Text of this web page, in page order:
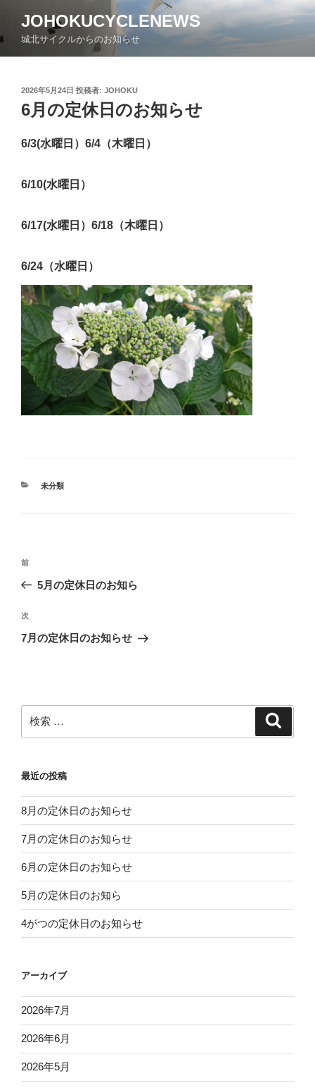
テ
ン
JOHOKUCYCLENEWS
城北サイクルからのお知らせ
投
稿
日:
2026年5月24日 投稿者: JOHOKU
6月の定休日のお知らせ
6/3(水曜日）6/4（木曜日）
6/10(水曜日）
6/17(水曜日）6/18（木曜日）
6/24（水曜日）
カ
未分類
投
ビ
ゲ
ン
過
去
投
稿
前
5月の定休日のお知ら
次
の
次
7月の定休日のお知らせ
検
索:
最近の投稿
8月の定休日のお知らせ
7月の定休日のお知らせ
6月の定休日のお知らせ
5月の定休日のお知ら
4がつの定休日のお知らせ
アーカイブ
2026年7月
2026年6月
2026年5月